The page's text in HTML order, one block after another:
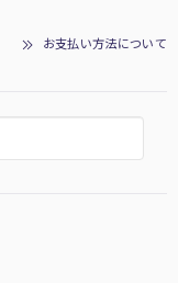
お支払い方法について